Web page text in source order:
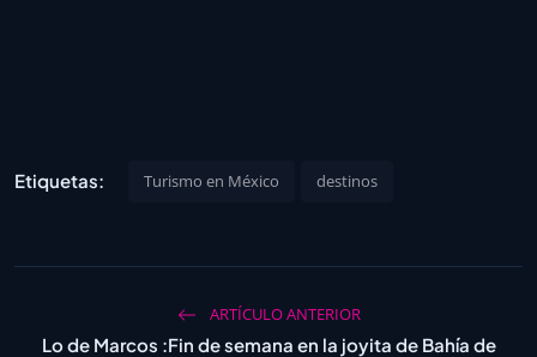
Etiquetas: Turismo en México destinos
ARTÍCULO ANTERIOR
Lo de Marcos :Fin de semana en la joyita de Bahía de